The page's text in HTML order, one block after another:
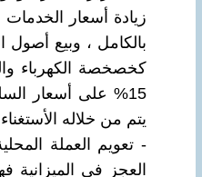
زيادة أسعار الخدمات
بالكامل ، وبيع
يتم من خلاله
- تعويم العملة
العجز في الميزانية